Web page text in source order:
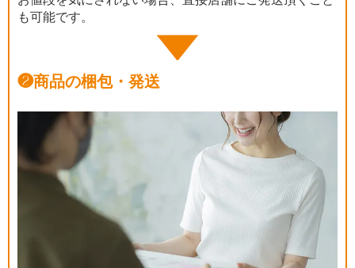
も可能です。
❷商品の梱包・発送